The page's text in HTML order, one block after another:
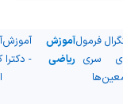
فرمول
سری
ها
آموزش
ریاضی
آموزش
- دکترا